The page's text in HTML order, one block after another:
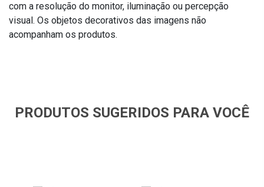
com a resolução do monitor, iluminação ou percepção
visual. Os objetos decorativos das imagens não
acompanham os produtos.
PRODUTOS SUGERIDOS PARA VOCÊ